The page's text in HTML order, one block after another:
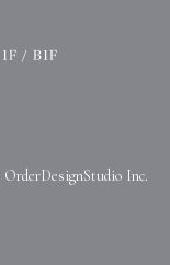
1F / B1F
Inc.